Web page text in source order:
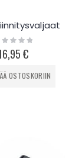
€
OSTOSKORIIN